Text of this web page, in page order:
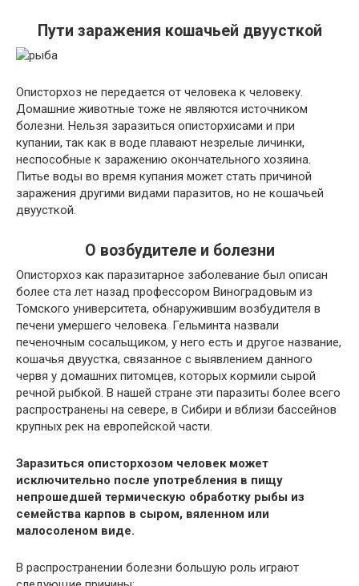
Пути заражения кошачьей двуусткой
Описторхоз не передается от человека к человеку.
Домашние животные тоже не являются источником
болезни. Нельзя заразиться описторхисами и при
купании, так как в воде плавают незрелые личинки,
неспособные к заражению окончательного хозяина.
Питье воды во время купания может стать причиной
заражения другими видами паразитов, но не кошачьей
двуусткой.
О возбудителе и болезни
Описторхоз как паразитарное заболевание был описан
более ста лет назад профессором Виноградовым из
Томского университета, обнаружившим возбудителя в
печени умершего человека. Гельминта назвали
печеночным сосальщиком, у него есть и другое название,
кошачья двуустка, связанное с выявлением данного
червя у домашних питомцев, которых кормили сырой
речной рыбкой. В нашей стране эти паразиты более всего
распространены на севере, в Сибири и вблизи бассейнов
крупных рек на европейской части.
Заразиться описторхозом человек может
исключительно после употребления в пищу
непрошедшей термическую обработку рыбы из
семейства карпов в сыром, вяленном или
малосоленом виде.
В распространении болезни большую роль играют